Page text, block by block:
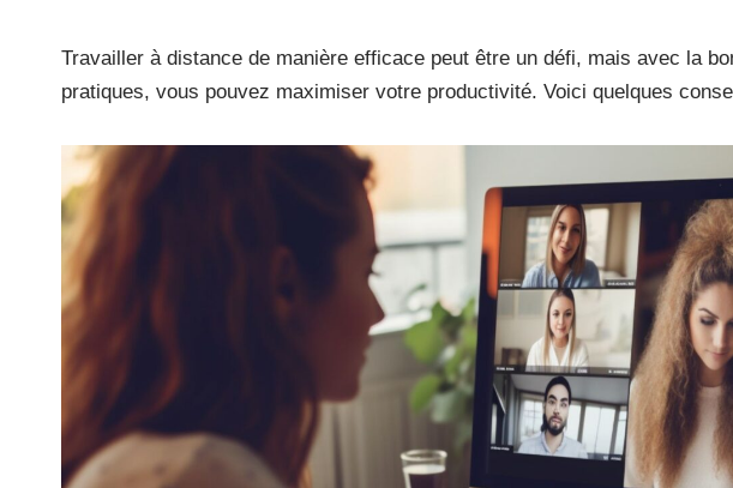
Travailler à distance de manière efficace peut être un défi, mais avec la
pratiques, vous pouvez maximiser votre productivité. Voici quelques